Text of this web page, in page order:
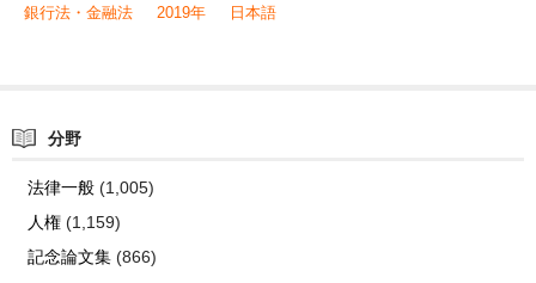
銀行法・金融法 2019年 日本語
分野
法律一般(1,005)
人権(1,159)
記念論文集(866)